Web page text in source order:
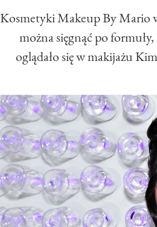
Kosmetyki Makeup By Mario
można sięgnąć po
oglądało się w makijażu